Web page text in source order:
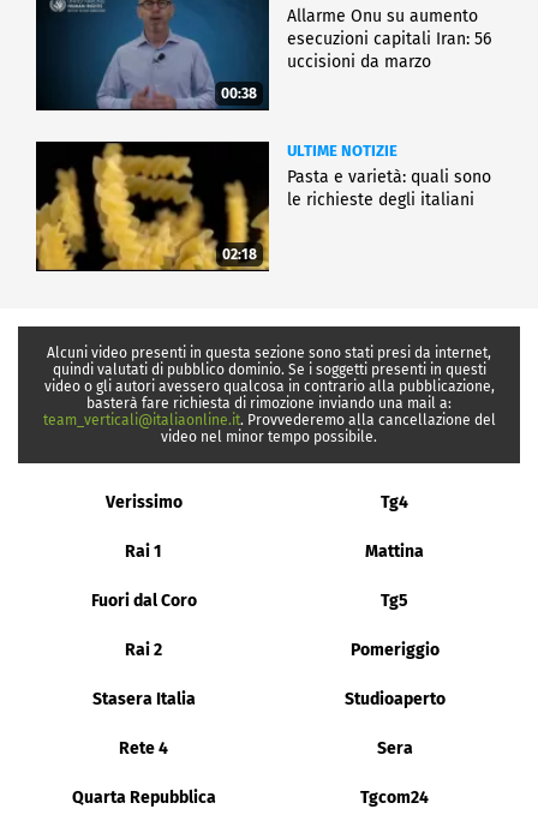
00:38
Allarme Onu su aumento
esecuzioni capitali Iran: 56
uccisioni da marzo
02:18
ULTIME NOTIZIE
Pasta e varietà: quali sono
le richieste degli italiani
Alcuni video presenti in questa sezione sono stati presi da internet,
quindi valutati di pubblico dominio. Se i soggetti presenti in questi
video o gli autori avessero qualcosa in contrario alla pubblicazione,
basterà fare richiesta di rimozione inviando una mail a:
team_verticali@italiaonline.it. Provvederemo alla cancellazione del
video nel minor tempo possibile.
Verissimo Tg4
Rai 1 Mattina
Fuori dal Coro Tg5
Rai 2 Pomeriggio
Stasera Italia Studioaperto
Rete 4 Sera
Quarta Repubblica Tgcom24